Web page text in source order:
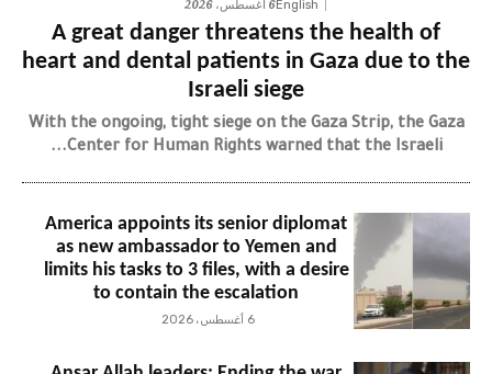
English6 أغسطس، 2026
A great danger threatens the health of
heart and dental patients in Gaza due to the
Israeli siege
With the ongoing, tight siege on the Gaza Strip, the Gaza
Center for Human Rights warned that the Israeli...
America appoints its senior diplomat
as new ambassador to Yemen and
limits his tasks to 3 files, with a desire
to contain the escalation
6 أغسطس، 2026